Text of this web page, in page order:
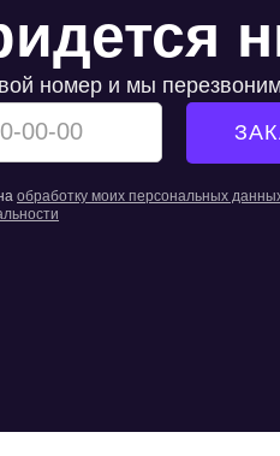
номер и мы
обработку моих персональных